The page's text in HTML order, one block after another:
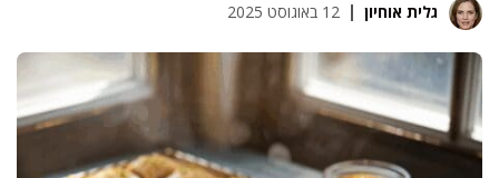
גלית אוחיון 12 באוגוסט 2025